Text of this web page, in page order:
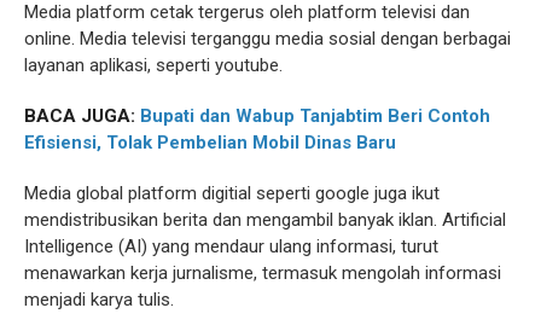
Media platform cetak tergerus oleh platform televisi dan
online. Media televisi terganggu media sosial dengan berbagai
layanan aplikasi, seperti youtube.
BACA JUGA: Bupati dan Wabup Tanjabtim Beri Contoh
Efisiensi, Tolak Pembelian Mobil Dinas Baru
Media global platform digitial seperti google juga ikut
mendistribusikan berita dan mengambil banyak iklan. Artificial
Intelligence (AI) yang mendaur ulang informasi, turut
menawarkan kerja jurnalisme, termasuk mengolah informasi
menjadi karya tulis.